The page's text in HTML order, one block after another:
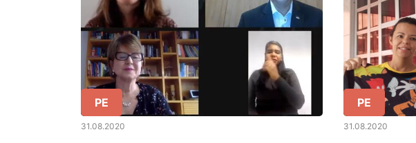
PE
31.08.2020
PE
31.08.2020